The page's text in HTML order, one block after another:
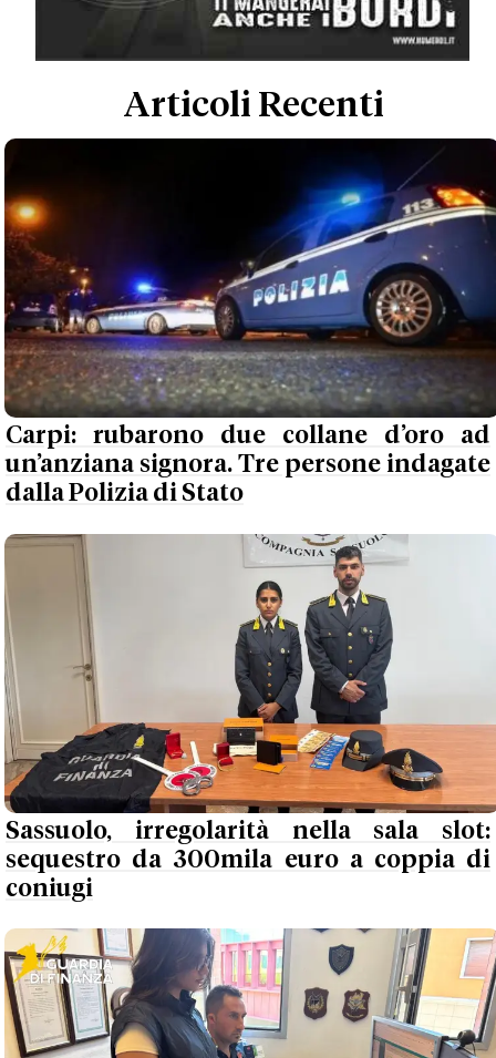
Articoli Recenti
Carpi: rubarono due collane d’oro ad
un’anziana signora. Tre persone indagate
dalla Polizia di Stato
Sassuolo, irregolarità nella sala slot:
sequestro da 300mila euro a coppia di
coniugi